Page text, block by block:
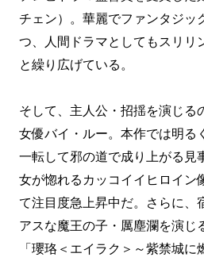
チェン）。華麗でファンタジッ
つ、人間ドラマとしてもスリリ
と繰り広げている。
そして、主人公・招揺を演じる
女優バイ・ルー。本作では明る
一転して邪の道で成り上がる見
女が惚れるカッコイイヒロイン
て注目度急上昇中だ。さらに、
アスな魔王の子・厲塵瀾を演じ
「瓔珞＜エイラク＞～紫禁城